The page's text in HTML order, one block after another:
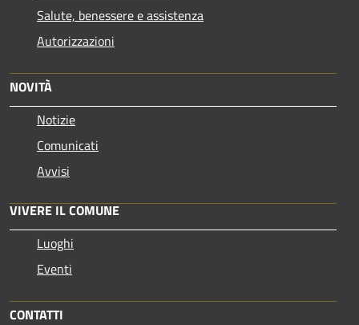
Salute, benessere e assistenza
Autorizzazioni
NOVITÀ
Notizie
Comunicati
Avvisi
VIVERE IL COMUNE
Luoghi
Eventi
CONTATTI